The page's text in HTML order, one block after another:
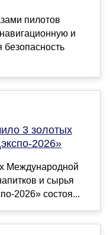
пилотов
и
3 золотых
2026»
Международной
и сырья
2026» состоя...